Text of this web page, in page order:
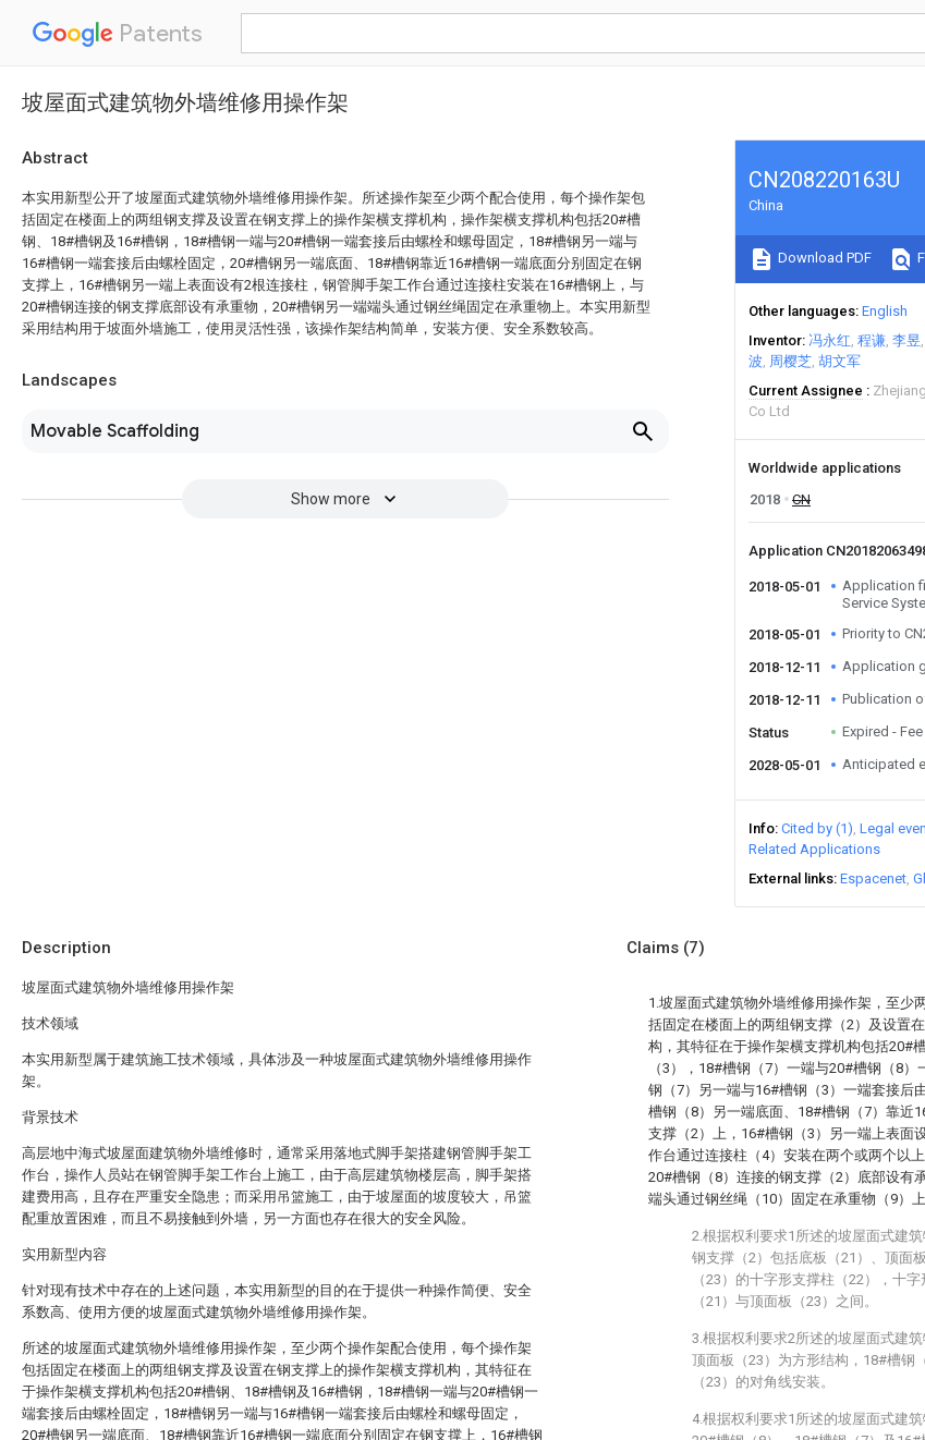
Patents
坡屋面式建筑物外墙维修用操作架
Abstract
本实用新型公开了坡屋面式建筑物外墙维修用操作架。所述操作架至少两个配合使用，每个操作架包
括固定在楼面上的两组钢支撑及设置在钢支撑上的操作架横支撑机构，操作架横支撑机构包括20#槽
钢、18#槽钢及16#槽钢，18#槽钢一端与20#槽钢一端套接后由螺栓和螺母固定，18#槽钢另一端与
16#槽钢一端套接后由螺栓固定，20#槽钢另一端底面、18#槽钢靠近16#槽钢一端底面分别固定在钢
支撑上，16#槽钢另一端上表面设有2根连接柱，钢管脚手架工作台通过连接柱安装在16#槽钢上，与
20#槽钢连接的钢支撑底部设有承重物，20#槽钢另一端端头通过钢丝绳固定在承重物上。本实用新型
采用结构用于坡面外墙施工，使用灵活性强，该操作架结构简单，安装方便、安全系数较高。
Landscapes
Movable Scaffolding
Show more
CN208220163U
China
Download PDF
Other languages English
Inventor 冯永红 程谦 李昱
波 周樱芝 胡文军
Current Assignee
Co Ltd
Worldwide applications
2018
CN
Application
2018-05-01
Application
Service
2018-05-01
Priority to
2018-12-11 Application
2018-12-11 Publication
Status Expired -
2028-05-01 Anticipated
Info Cited by (1) Legal
Related Applications
External links Espacenet
Description
坡屋面式建筑物外墙维修用操作架
技术领域
本实用新型属于建筑施工技术领域，具体涉及一种坡屋面式建筑物外墙维修用操作
架。
背景技术
高层地中海式坡屋面建筑物外墙维修时，通常采用落地式脚手架搭建钢管脚手架工
作台，操作人员站在钢管脚手架工作台上施工，由于高层建筑物楼层高，脚手架搭
建费用高，且存在严重安全隐患；而采用吊篮施工，由于坡屋面的坡度较大，吊篮
配重放置困难，而且不易接触到外墙，另一方面也存在很大的安全风险。
实用新型内容
针对现有技术中存在的上述问题，本实用新型的目的在于提供一种操作简便、安全
系数高、使用方便的坡屋面式建筑物外墙维修用操作架。
所述的坡屋面式建筑物外墙维修用操作架，至少两个操作架配合使用，每个操作架
包括固定在楼面上的两组钢支撑及设置在钢支撑上的操作架横支撑机构，其特征在
于操作架横支撑机构包括20#槽钢、18#槽钢及16#槽钢，18#槽钢一端与20#槽钢一
端套接后由螺栓固定，18#槽钢另一端与16#槽钢一端套接后由螺栓和螺母固定，
20#槽钢另一端底面、18#槽钢靠近16#槽钢一端底面分别固定在钢支撑上，16#槽钢
Claims (7)
1.坡屋面式建筑物外墙维修用操作架，至少
括固定在楼面上的两组钢支撑（2）及设置
构，其特征在于操作架横支撑机构包括20#
（3），18#槽钢（7）一端与20#槽钢（8
钢（7）另一端与16#槽钢（3）一端套接后
槽钢（8）另一端底面、18#槽钢（7）靠近
支撑（2）上，16#槽钢（3）另一端上表面
作台通过连接柱（4）安装在两个或两个以
20#槽钢（8）连接的钢支撑（2）底部设有
端头通过钢丝绳（10）固定在承重物（9）上
2.根据权利要求1所述的坡屋面式建
钢支撑（2）包括底板（21）、顶面
（23）的十字形支撑柱（22），十
（21）与顶面板（23）之间。
3.根据权利要求2所述的坡屋面式建
顶面板（23）为方形结构，18#槽钢
（23）的对角线安装。
4.根据权利要求1所述的坡屋面式建